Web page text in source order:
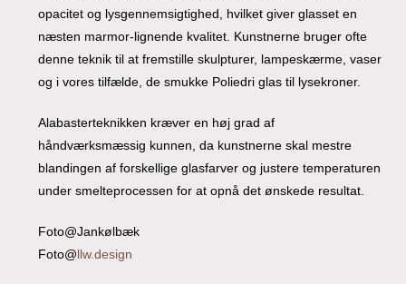
opacitet og lysgennemsigtighed, hvilket giver glasset en
næsten marmor-lignende kvalitet. Kunstnerne bruger ofte
denne teknik til at fremstille skulpturer, lampeskærme, vaser
og i vores tilfælde, de smukke Poliedri glas til lysekroner.
Alabasterteknikken kræver en høj grad af
håndværksmæssig kunnen, da kunstnerne skal mestre
blandingen af forskellige glasfarver og justere temperaturen
under smelteprocessen for at opnå det ønskede resultat.
Foto@Jankølbæk
Foto@llw.design